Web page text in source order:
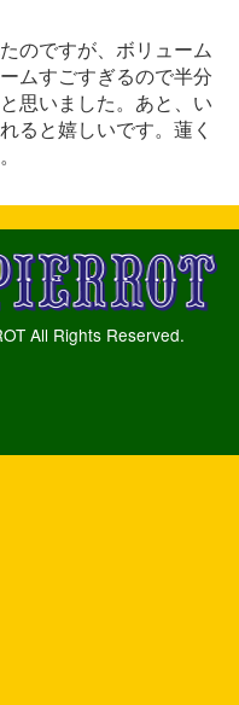
のですが、ボリューム
ムすごすぎるので半分
思いました。あと、い
ると嬉しいです。蓮く
All Rights Reserved.